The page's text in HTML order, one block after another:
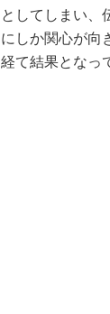
としてしまい、
にしか関心が向
経て結果となっ